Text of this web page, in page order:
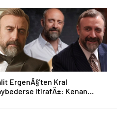
ErgenÃ§’ten Kral
itirafÄ±: Kenan